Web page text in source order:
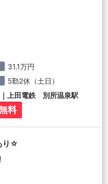
31.1万円
5勤2休（土日）
上田電鉄 別所温泉駅
料
り☆